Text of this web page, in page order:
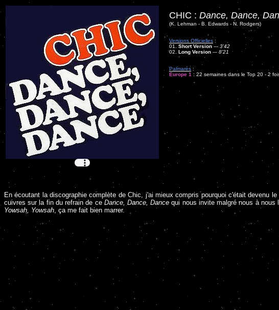
CHIC : Dance, Dance,
(K. Lehman - B. Edwards - N. Rodgers)
Versions Officielles :
01. Short Version --- 3'42
02. Long Version --- 8'21
Palmarès :
Europe 1 : 22 semaines dans le Top 20 - 2
En écoutant la discographie complète de Chic, j'ai mieux compris pourquoi c'était devenu
cuivres sur la fin du refrain de ce Dance, Dance, Dance qui nous invite malgré nous à
Yowsah, Yowsah, ça me fait bien marrer.